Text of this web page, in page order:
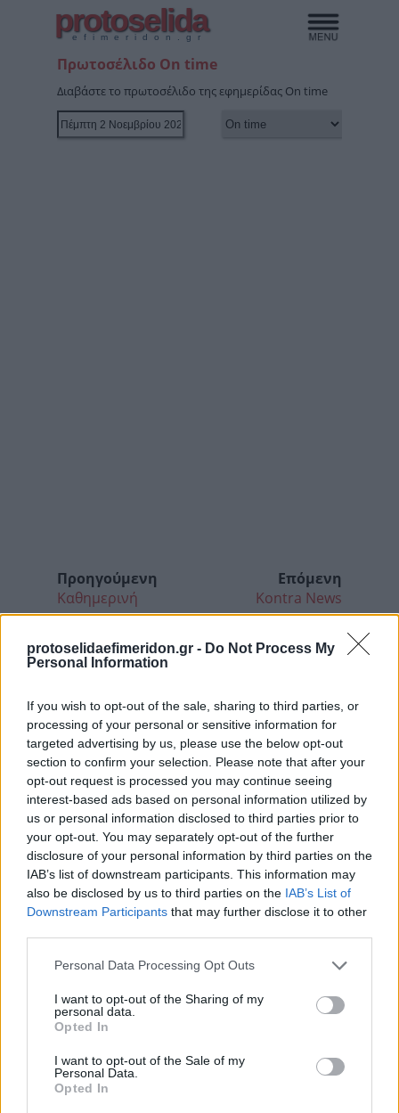
protoselidaefimeridon.gr - Do Not Process My
Personal Information
If you wish to opt-out of the sale, sharing to third parties, or
processing of your personal or sensitive information for
targeted advertising by us, please use the below opt-out
section to confirm your selection. Please note that after your
opt-out request is processed you may continue seeing
interest-based ads based on personal information utilized by
us or personal information disclosed to third parties prior to
your opt-out. You may separately opt-out of the further
disclosure of your personal information by third parties on the
IAB’s list of downstream participants. This information may
also be disclosed by us to third parties on the IAB’s List of
Downstream Participants that may further disclose it to other
Please note that this website/app uses one or more Google
not limited to your visit or usage behaviour. You may click to
grant or deny consent to Google and its third-party tags to
use your data for below specified purposes in below Google
consent section.
Personal Data Processing Opt Outs
I want to opt-out of the Sharing of my
personal data.
Opted In
I want to opt-out of the Sale of my
Personal Data.
Opted In
protoselida
efimeridon.gr
Πρωτοσέλιδο On time
Διαβάστε το πρωτοσέλιδο της εφημερίδας On time
Προηγούμενη
Καθημερινή
Επόμενη
Kontra News
Κοινοποιήστε